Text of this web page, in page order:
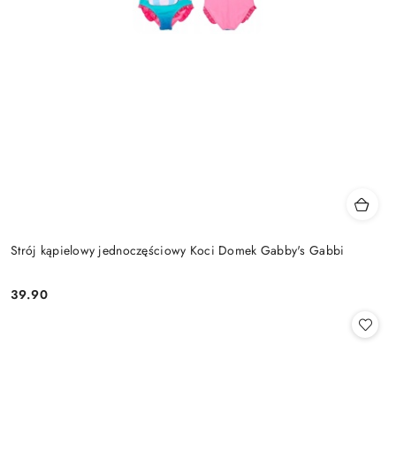
Strój kąpielowy jednoczęściowy Koci Domek Gabby's Gabbi
Cena:
39.90